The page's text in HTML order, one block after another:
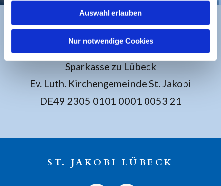
Auswahl erlauben
Nur notwendige Cookies
BANKVERBINDUNG
Sparkasse zu Lübeck
Ev. Luth. Kirchengemeinde St. Jakobi
DE49 2305 0101 0001 0053 21
ST. JAKOBI LÜBECK